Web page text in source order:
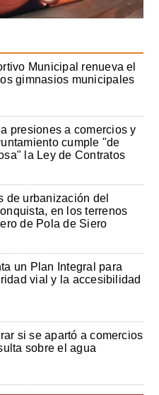
Municipal renueva el
gimnasios municipales
presiones a comercios y
cumple "de
la Ley de Contratos
de urbanización del
en los terrenos
de Pola de Siero
un Plan Integral para
vial y la accesibilidad
si se apartó a comercios
sobre el agua